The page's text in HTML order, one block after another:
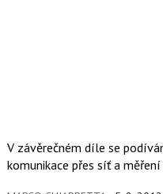
V závěrečném díle se
komunikace přes síť a